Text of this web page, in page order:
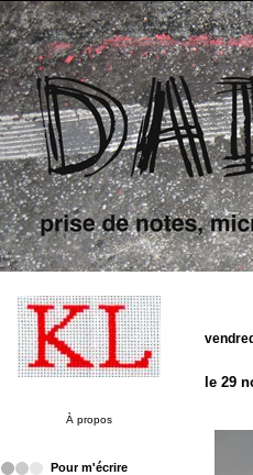
À propos
Pour m'écrire
le 29